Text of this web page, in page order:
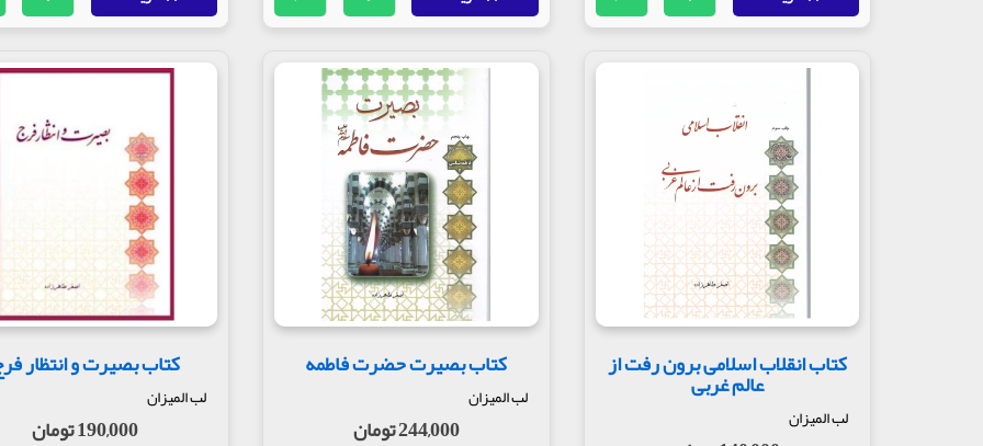
کتاب انقلاب اسلامی برون رفت از
عالم غربی
لب المیزان
کتاب بصیرت حضرت فاطمه
لب المیزان
244,000 تومان
کتاب بصیرت و انتظار
لب المیزان
190,000 تومان